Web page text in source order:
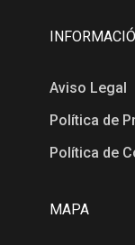
Aviso Legal
Política de
Política de
MAPA